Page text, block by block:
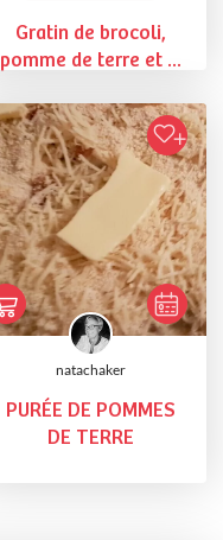
Gratin de brocoli,
pomme de terre et ...
natachaker
PURÉE DE POMMES
DE TERRE